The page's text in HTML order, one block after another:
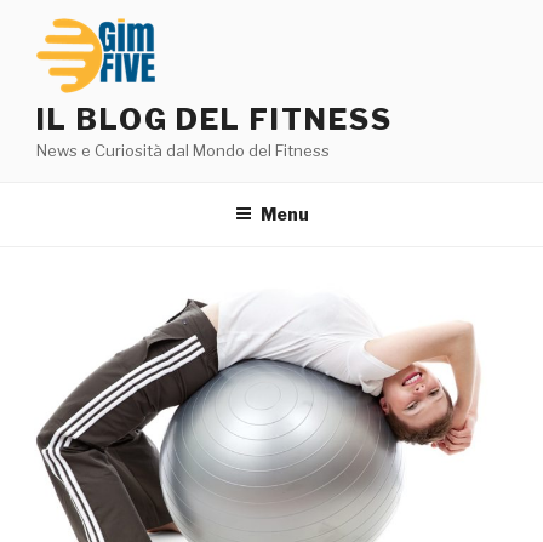
contenuto
IL BLOG DEL FITNESS
News e Curiosità dal Mondo del Fitness
Menu